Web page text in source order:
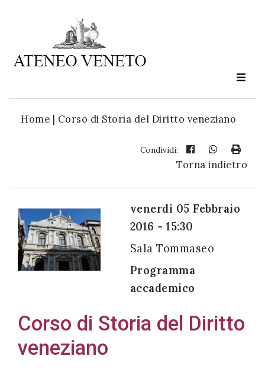
Home | Corso di Storia del Diritto veneziano
Condividi:
Torna indietro
venerdì 05 Febbraio
2016 - 15:30
Sala Tommaseo
Programma
accademico
Corso di Storia del Diritto
veneziano
Ateneo
è
cultura
newsletter:
Acconsento
all'uso dei